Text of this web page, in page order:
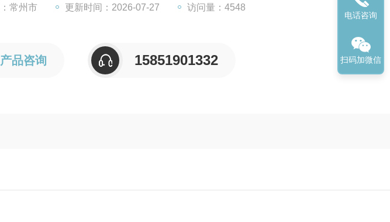
常州市 更新时间：2026-07-27 访问量：4548
产品咨询 15851901332
电话咨询
扫码加微信